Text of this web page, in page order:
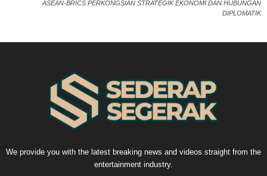
ASEAN-BRICS PERKONGSIAN STRATEGIK EKONOMI DAN HUBUNGAN
DIPLOMATIK
We provide you with the latest breaking news and videos straight from the
entertainment industry.